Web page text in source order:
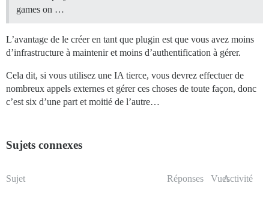
games on …
L’avantage de le créer en tant que plugin est que vous avez moins
d’infrastructure à maintenir et moins d’authentification à gérer.
Cela dit, si vous utilisez une IA tierce, vous devrez effectuer de
nombreux appels externes et gérer ces choses de toute façon, donc
c’est six d’une part et moitié de l’autre…
Sujets connexes
Sujet Réponses VuesActivité